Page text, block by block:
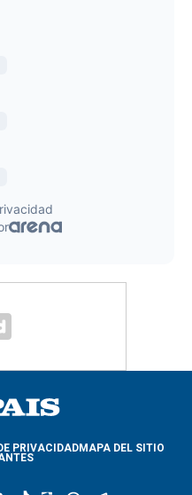
PRIVACIDADMAPA DEL SITIO